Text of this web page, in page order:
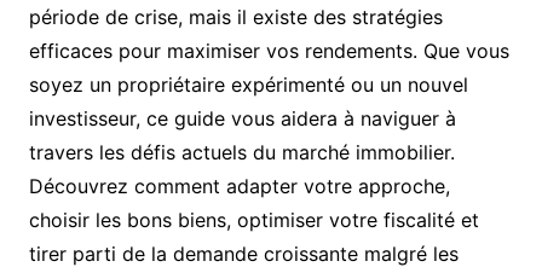
période de crise, mais il existe des stratégies
efficaces pour maximiser vos rendements. Que vous
soyez un propriétaire expérimenté ou un nouvel
investisseur, ce guide vous aidera à naviguer à
travers les défis actuels du marché immobilier.
Découvrez comment adapter votre approche,
choisir les bons biens, optimiser votre fiscalité et
tirer parti de la demande croissante malgré les